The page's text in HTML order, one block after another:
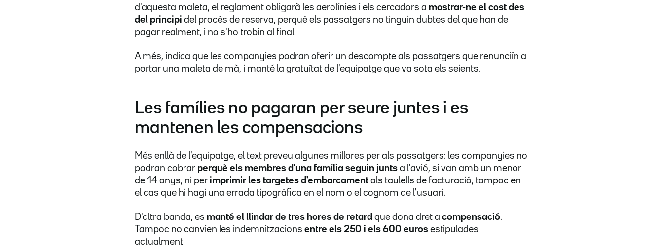
d'aquesta maleta, el reglament obligarà les aerolínies i els cercadors a mostrar-ne el cost des
del principi del procés de reserva, perquè els passatgers no tinguin dubtes del que han de
pagar realment, i no s'ho trobin al final.
A més, indica que les companyies podran oferir un descompte als passatgers que renunciïn a
portar una maleta de mà, i manté la gratuïtat de l'equipatge que va sota els seients.
Les famílies no pagaran per seure juntes i es
mantenen les compensacions
Més enllà de l'equipatge, el text preveu algunes millores per als passatgers: les companyies no
podran cobrar perquè els membres d'una família seguin junts a l'avió, si van amb un menor
de 14 anys, ni per imprimir les targetes d'embarcament als taulells de facturació, tampoc en
el cas que hi hagi una errada tipogràfica en el nom o el cognom de l'usuari.
D'altra banda, es manté el llindar de tres hores de retard que dona dret a compensació.
Tampoc no canvien les indemnitzacions entre els 250 i els 600 euros estipulades
actualment.